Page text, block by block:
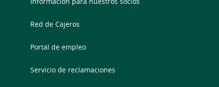
Red de Cajeros
Portal de empleo
Servicio de reclamaciones